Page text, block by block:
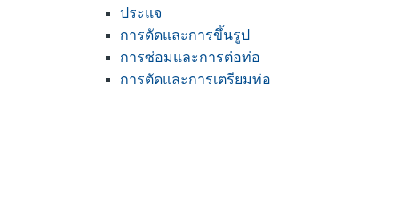
ประแจ
การดัดและการขึ้นรูป
การซ่อมและการต่อท่อ
การตัดและการเตรียมท่อ